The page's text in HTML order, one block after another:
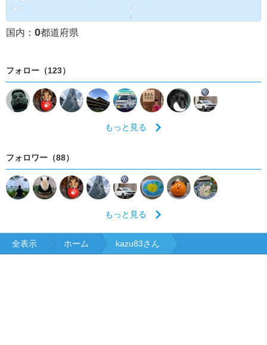
国内： 0都道府県
フォロー（123）
もっと見る
フォロワー（88）
もっと見る
全表示 ホーム kazu83さん